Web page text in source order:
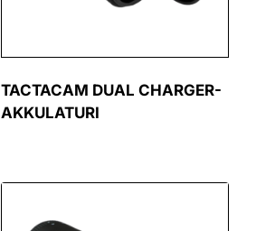
TACTACAM DUAL CHARGER-
AKKULATURI